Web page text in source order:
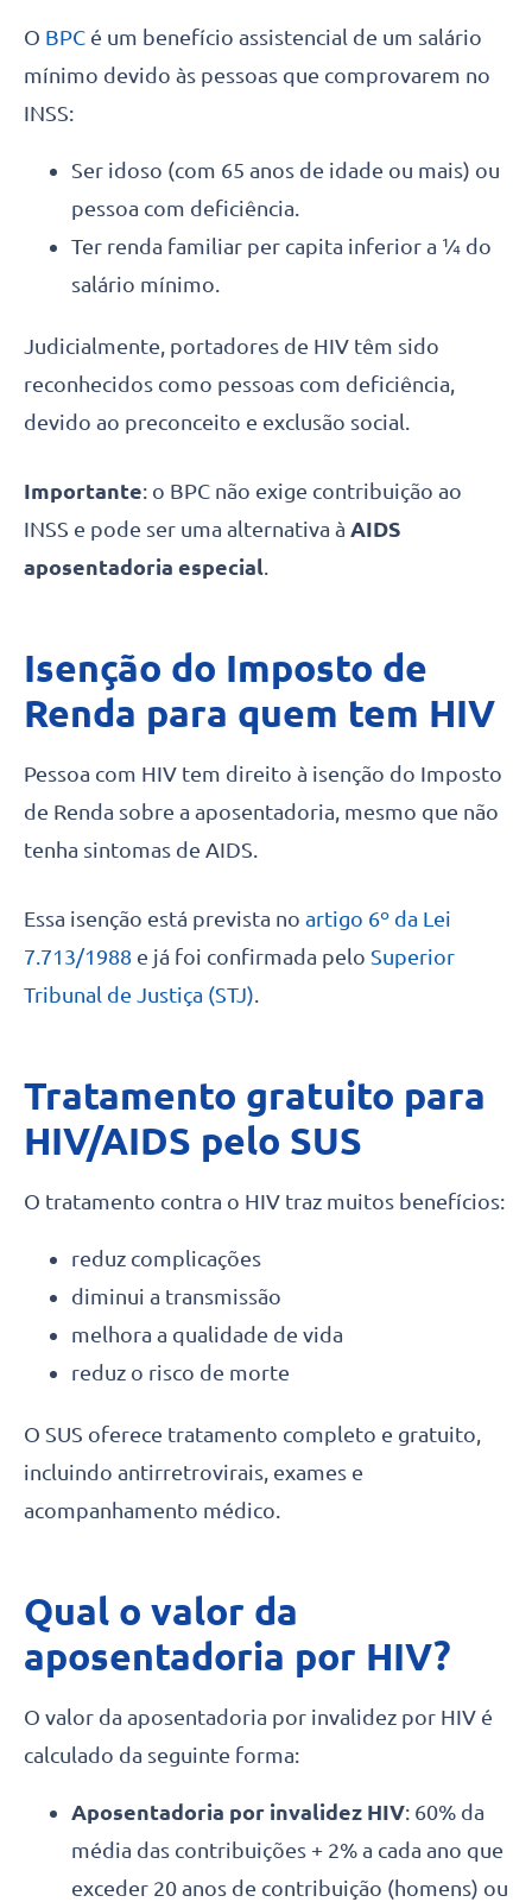
O BPC é um benefício assistencial de um salário
mínimo devido às pessoas que comprovarem no
INSS:
Ser idoso (com 65 anos de idade ou mais) ou
pessoa com deficiência.
Ter renda familiar per capita inferior a ¼ do
salário mínimo.
Judicialmente, portadores de HIV têm sido
reconhecidos como pessoas com deficiência,
devido ao preconceito e exclusão social.
Importante: o BPC não exige contribuição ao
INSS e pode ser uma alternativa à AIDS
aposentadoria especial.
Isenção do Imposto de
Renda para quem tem HIV
Pessoa com HIV tem direito à isenção do Imposto
de Renda sobre a aposentadoria, mesmo que não
tenha sintomas de AIDS.
Essa isenção está prevista no artigo 6º da Lei
7.713/1988 e já foi confirmada pelo Superior
Tribunal de Justiça (STJ).
Tratamento gratuito para
HIV/AIDS pelo SUS
O tratamento contra o HIV traz muitos benefícios:
reduz complicações
diminui a transmissão
melhora a qualidade de vida
reduz o risco de morte
O SUS oferece tratamento completo e gratuito,
incluindo antirretrovirais, exames e
acompanhamento médico.
Qual o valor da
aposentadoria por HIV?
O valor da aposentadoria por invalidez por HIV é
calculado da seguinte forma:
Aposentadoria por invalidez HIV: 60% da
média das contribuições + 2% a cada ano que
exceder 20 anos de contribuição (homens) ou